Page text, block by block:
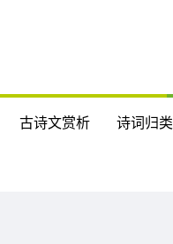
古诗文赏析 诗词归类